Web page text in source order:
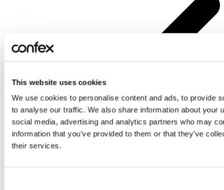
This website uses cookies
We use cookies to personalise content and ads, to provide
to analyse our traffic. We also share information about your
social media, advertising and analytics partners who may
information that you’ve provided to them or that they’ve
their services.